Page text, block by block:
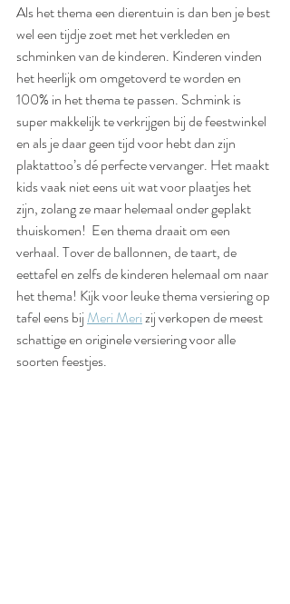
Als het thema een dierentuin is dan ben je best
wel een tijdje zoet met het verkleden en
schminken van de kinderen. Kinderen vinden
het heerlijk om omgetoverd te worden en
100% in het thema te passen. Schmink is
super makkelijk te verkrijgen bij de feestwinkel
en als je daar geen tijd voor hebt dan zijn
plaktattoo’s dé perfecte vervanger. Het maakt
kids vaak niet eens uit wat voor plaatjes het
zijn, zolang ze maar helemaal onder geplakt
thuiskomen!  Een thema draait om een
verhaal. Tover de ballonnen, de taart, de
eettafel en zelfs de kinderen helemaal om naar
het thema! Kijk voor leuke thema versiering op
tafel eens bij Meri Meri zij verkopen de meest
schattige en originele versiering voor alle
soorten feestjes.